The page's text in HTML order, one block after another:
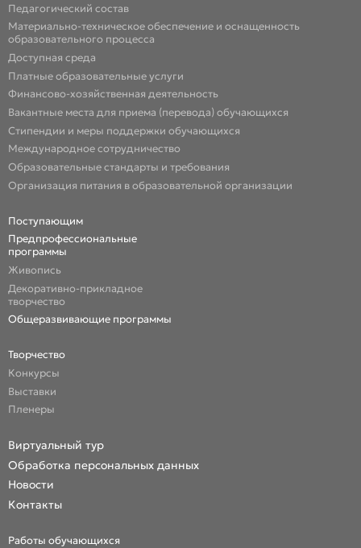
Педагогический состав
Материально-техническое обеспечение и оснащенность
образовательного процесса
Доступная среда
Платные образовательные услуги
Финансово-хозяйственная деятельность
Вакантные места для приема (перевода) обучающихся
Стипендии и меры поддержки обучающихся
Международное сотрудничество
Образовательные стандарты и требования
Организация питания в образовательной организации
Поступающим
Предпрофессиональные
программы
Живопись
Декоративно-прикладное
творчество
Общеразвивающие программы
Творчество
Конкурсы
Выставки
Пленеры
Виртуальный тур
Обработка персональных данных
Новости
Контакты
Работы обучающихся